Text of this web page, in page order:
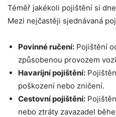
Téměř jakékoli pojištění si
Mezi nejčastěji sjednávaná
Povinnéručení: Pojištění
způsobenou provozem
Havarijní pojištění:
poškození nebo zničení.
Cestovní pojištění:
nebo ztráty zavazadel